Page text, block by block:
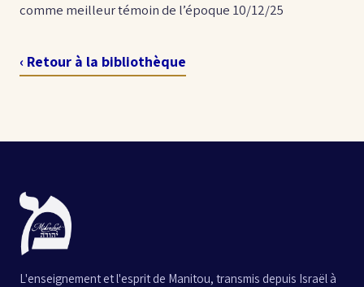
comme meilleur témoin de l’époque 10/12/25
‹ Retour à la bibliothèque
L'enseignement et l'esprit de Manitou, transmis depuis Israël à